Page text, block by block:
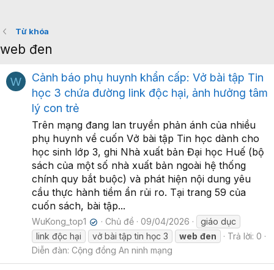
Từ khóa
web đen
W
Cảnh báo phụ huynh khẩn cấp: Vở bài tập Tin
học 3 chứa đường link độc hại, ảnh hưởng tâm
lý con trẻ
Trên mạng đang lan truyền phản ánh của nhiều
phụ huynh về cuốn Vở bài tập Tin học dành cho
học sinh lớp 3, ghi Nhà xuất bản Đại học Huế (bộ
sách của một số nhà xuất bản ngoài hệ thống
chính quy bắt buộc) và phát hiện nội dung yêu
cầu thực hành tiềm ẩn rủi ro. Tại trang 59 của
cuốn sách, bài tập...
WuKong_top1 ✔ Chủ đề 09/04/2026
giáo dục
link độc hại
vở bài tập tin học 3 web đen
Trả lời: 0
Diễn đàn: Cộng đồng An ninh mạng